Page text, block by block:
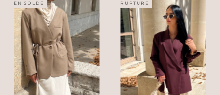
EN SOLDE RUPTURE